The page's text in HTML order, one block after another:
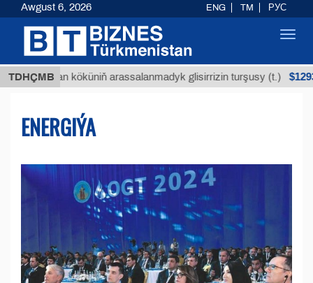
TDHÇMB
köküniň arassalanmadyk glisirrizin turşusy (t.) $12935,18
ENERGIÝA
Awgust 6, 2026 ENG TM РУС